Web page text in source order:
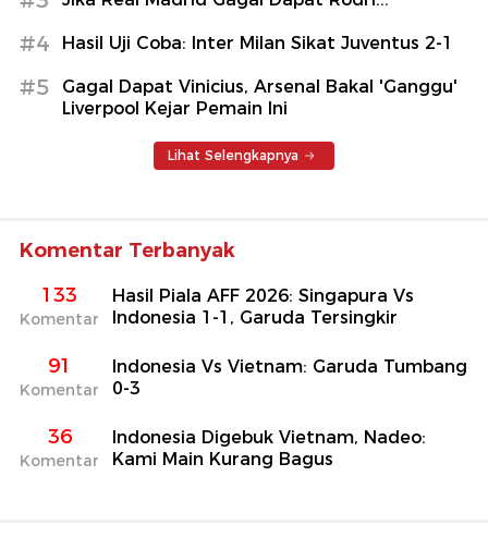
#4 Hasil Uji Coba: Inter Milan Sikat Juventus 2-1
#5
Gagal Dapat Vinicius, Arsenal Bakal 'Ganggu'
Liverpool Kejar Pemain Ini
Lihat Selengkapnya
Komentar Terbanyak
133
Komentar
Hasil Piala AFF 2026: Singapura Vs
Indonesia 1-1, Garuda Tersingkir
91
Komentar
Indonesia Vs Vietnam: Garuda Tumbang
0-3
36
Komentar
Indonesia Digebuk Vietnam, Nadeo:
Kami Main Kurang Bagus